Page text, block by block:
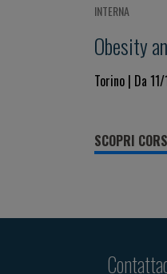
INTERNA
Obesity
Torino | Da
SCOPRI